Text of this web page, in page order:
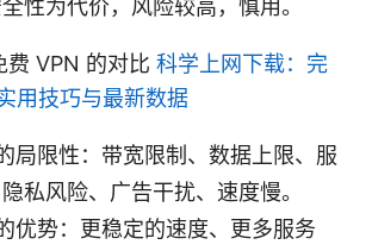
性为代价，风险较高，慎用。
费 VPN 的对比 科学上网下载：完
用技巧与最新数据
局限性：带宽限制、数据上限、服
私风险、广告干扰、速度慢。
优势：更稳定的速度、更多服务